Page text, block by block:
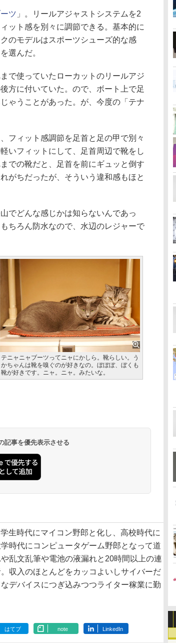
ツ 」。リールアジャストシステムを2
ット感を別々に調節できる。基本的に
のモデルはスポーツシューズ的な感
選んだ。
で使っていたローカットのリールアジ
方に付いていた。ので、ボート上で足
ゃうことがあった。が、今度の「テナ
フィット感調節を足首と足の甲で別々
いフィットにして、足首周辺で靴をし
での靴だと、足首を前にギュッと倒す
がちだったが、そういう違和感もほと
でどんな感じかは知らないんであっ
ちろん防水なので、水辺のレジャーで
テニャニャブーツってニャにかしら。靴らしい。う
かちゃんは靴を嗅ぐのが好きなの。ぼぼぼ、ぼくも
靴が好きです。ニャ。ニャ。みたいな。
記事を優先表示させる
生時代にマイコン野郎と化し、高校時代に
時代にコンピュータゲーム野郎となって道
乱文乱筆や電池の液漏れと20時間以上の連
収入のほとんどをカッコよいしサイバーだ
デバイスにつぎ込みつつライター稼業に勤
はてブ note LinkedIn